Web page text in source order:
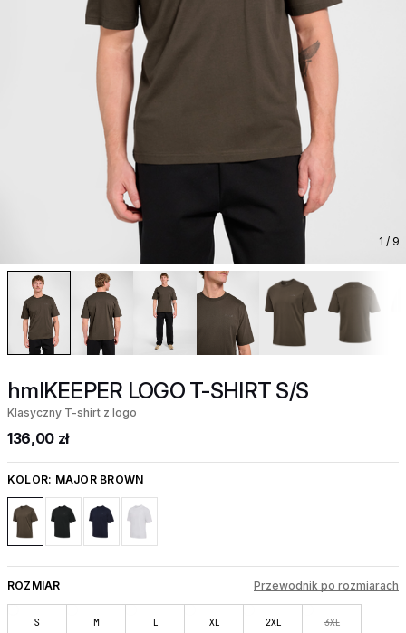
1 / 9
hmlKEEPER LOGO T-SHIRT S/S
Klasyczny T-shirt z logo
136,00 zł
KOLOR: MAJOR BROWN
ROZMIAR Przewodnik po rozmiarach
S M L XL 2XL 3XL